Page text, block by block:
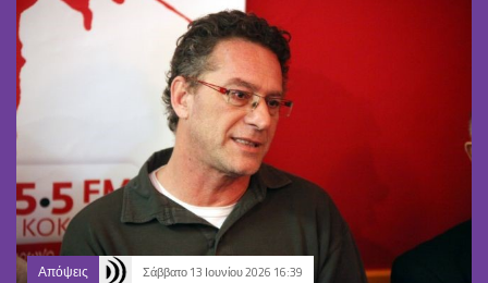
Απόψεις Σάββατο 13 Ιουνίου 2026 16:39